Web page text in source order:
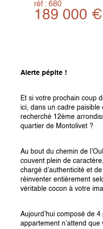
réf : 680
189 000 €
Alerte pépite !
Et si votre prochain coup
ici, dans un cadre
recherché 12ème
quartier de Montolivet ?
Au bout du chemin de
couvent plein de
chargé d’authenticité et
réinventer entièrement
véritable cocon à votre
Aujourd’hui composé de
appartement n’attend